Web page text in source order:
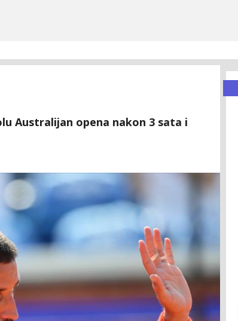
Australijan opena nakon 3 sata i